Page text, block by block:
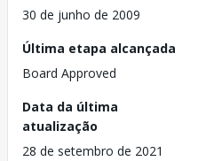
30 de junho de 2009
Última etapa alcançada
Board Approved
Data da última
atualização
28 de setembro de 2021